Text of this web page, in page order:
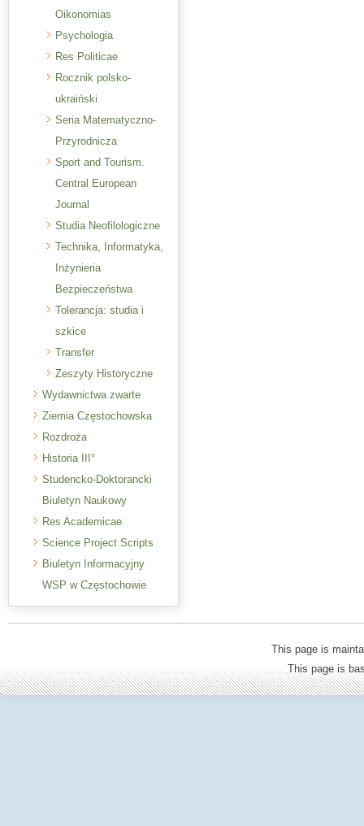
Oikonomias
Psychologia
Res Politicae
Rocznik polsko-
ukraiński
Seria Matematyczno-
Przyrodnicza
Sport and Tourism.
Central European
Journal
Studia Neofilologiczne
Technika, Informatyka,
Inżynieria
Bezpieczeństwa
Tolerancja: studia i
szkice
Transfer
Zeszyty Historyczne
Wydawnictwa zwarte
Ziemia Częstochowska
Rozdroża
Historia III°
Studencko-Doktorancki
Biuletyn Naukowy
Res Academicae
Science Project Scripts
Biuletyn Informacyjny
WSP w Częstochowie
This page is
This page is